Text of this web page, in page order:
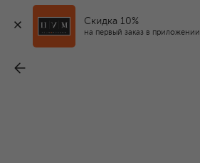
Скидка 10%
на первый заказ в приложении